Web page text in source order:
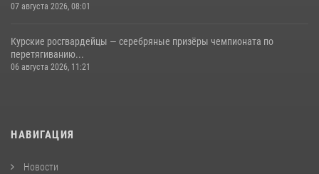
07 августа 2026, 08:01
Курские росгвардейцы — серебряные призёры чемпионата по
перетягиванию...
06 августа 2026, 11:21
НАВИГАЦИЯ
Новости